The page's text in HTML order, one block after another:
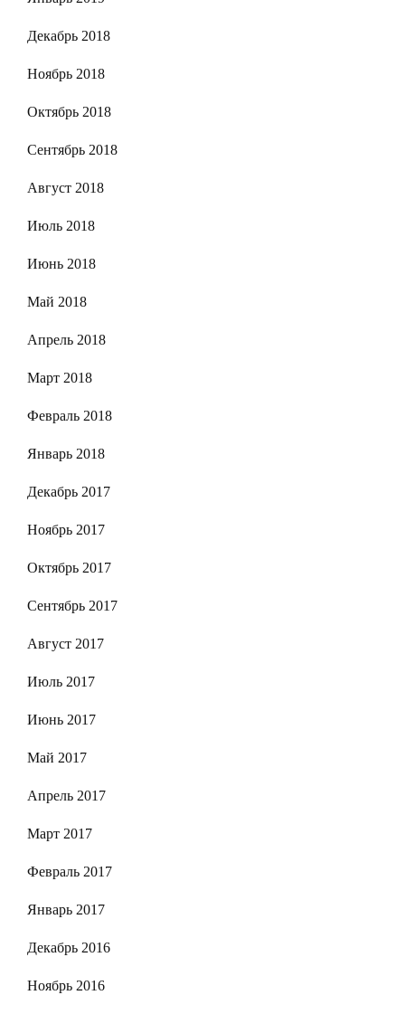
Декабрь 2018
Ноябрь 2018
Октябрь 2018
Сентябрь 2018
Август 2018
Июль 2018
Июнь 2018
Май 2018
Апрель 2018
Март 2018
Февраль 2018
Январь 2018
Декабрь 2017
Ноябрь 2017
Октябрь 2017
Сентябрь 2017
Август 2017
Июль 2017
Июнь 2017
Май 2017
Апрель 2017
Март 2017
Февраль 2017
Январь 2017
Декабрь 2016
Ноябрь 2016